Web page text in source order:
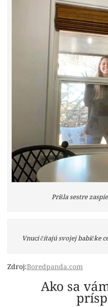
Prišla sestre
Vnuci čítajú svojej babičke
Zdroj:Boredpanda.com
Ako sa